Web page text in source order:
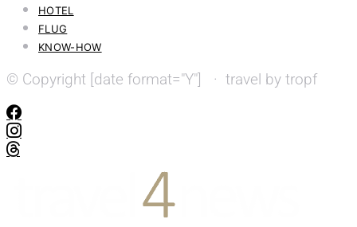
HOTEL
FLUG
KNOW-HOW
© Copyright [date format="Y"] · travel by tropf